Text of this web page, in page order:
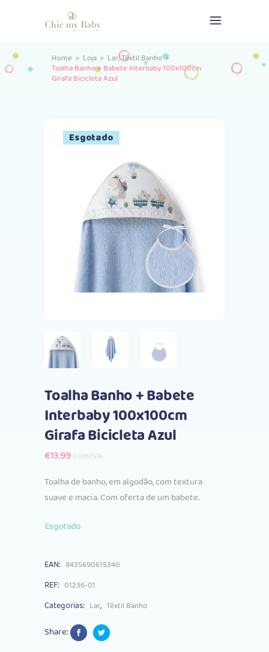
Home > Loja > Lar,Têxtil Banho>
Toalha Banho + Babete Interbaby 100x100cm
Girafa Bicicleta Azul
Esgotado
Toalha Banho + Babete
Interbaby 100x100cm
Girafa Bicicleta Azul
€13.99 com IVA
Toalha de banho, em algodão, com textura
suave e macia. Com oferta de um babete.
Esgotado
EAN: 8435690615340
REF: 01236-01
Categorias: Lar, Têxtil Banho
Share: